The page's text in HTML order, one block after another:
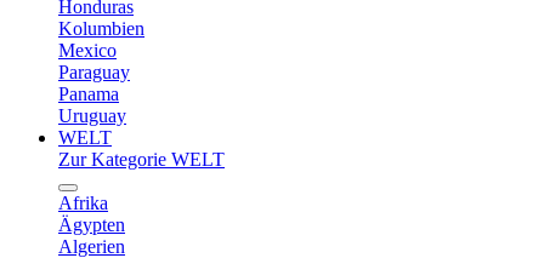
Honduras
Kolumbien
Mexico
Paraguay
Panama
Uruguay
WELT
Zur Kategorie WELT
Afrika
Ägypten
Algerien